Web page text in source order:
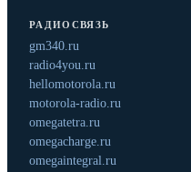
РАДИОСВЯЗЬ
gm340.ru
radio4you.ru
hellomotorola.ru
motorola-radio.ru
omegatetra.ru
omegacharge.ru
omegaintegral.ru